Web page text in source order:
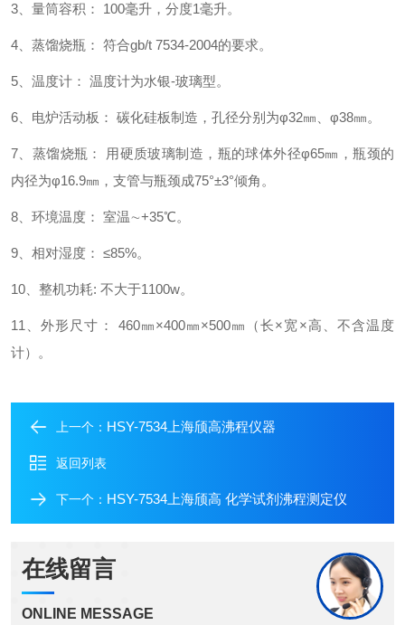
3、量筒容积： 100毫升，分度1毫升。
4、蒸馏烧瓶： 符合gb/t 7534-2004的要求。
5、温度计： 温度计为水银-玻璃型。
6、电炉活动板： 碳化硅板制造，孔径分别为φ32㎜、φ38㎜。
7、蒸馏烧瓶： 用硬质玻璃制造，瓶的球体外径φ65㎜，瓶颈的
内径为φ16.9㎜，支管与瓶颈成75°±3°倾角。
8、环境温度： 室温∼+35℃。
9、相对湿度： ≤85%。
10、整机功耗: 不大于1100w。
11、外形尺寸： 460㎜×400㎜×500㎜（长×宽×高、不含温度
计）。
上一个： HSY-7534上海颀高沸程仪器
返回列表
下一个： HSY-7534上海颀高 化学试剂沸程测定仪
在线留言
ONLINE MESSAGE